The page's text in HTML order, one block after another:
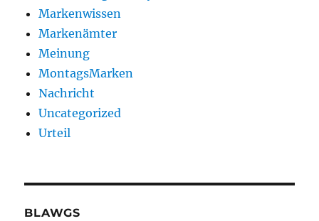
Markenwissen
Markenämter
Meinung
MontagsMarken
Nachricht
Uncategorized
Urteil
BLAWGS